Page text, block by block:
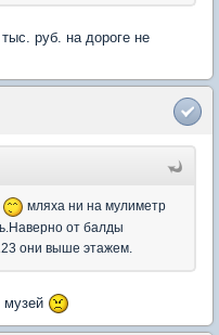
руб. на дороге не
мляха ни на мулиметр
от балды
они выше этажем.
музей